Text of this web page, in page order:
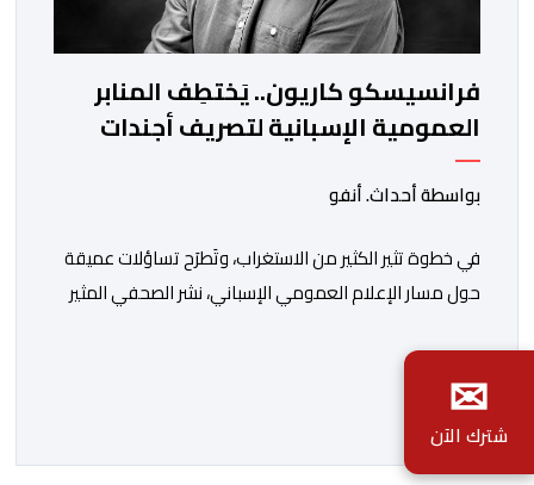
فرانسيسكو كاريون.. يَختطِف المنابر
العمومية الإسبانية لتصريف أجندات
معادية للمغرب
بواسطة أحداث. أنفو
في خطوة تثير الكثير من الاستغراب، وتَطرَح تساؤلات عميقة
حول مسار الإعلام العمومي الإسباني، نشر الصحفي المثير
المقال الذي حَمَل عنواناً مليئاً بالإيحاءات السلبية: “المغرب،
بين غياب محمد السادس، شائعات الانتقال والاضطرابات
الاجتماعية”، يُمثِّل خروجاً غير مألوف عن الخط التحريري
✉
شترك الآن